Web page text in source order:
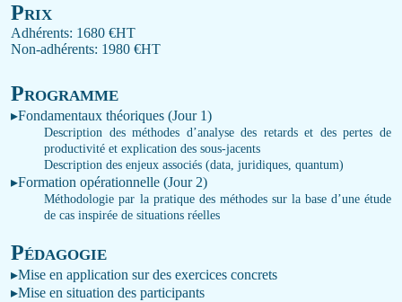
Prix
Adhérents: 1680 €HT
Non-adhérents: 1980 €HT
Programme
▸Fondamentaux théoriques (Jour 1)
Description des méthodes d’analyse des retards et des pertes de
productivité et explication des sous-jacents
Description des enjeux associés (data, juridiques, quantum)
▸Formation opérationnelle (Jour 2)
Méthodologie par la pratique des méthodes sur la base d’une étude
de cas inspirée de situations réelles
Pédagogie
▸Mise en application sur des exercices concrets
▸Mise en situation des participants